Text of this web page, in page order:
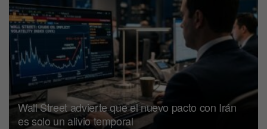
Wall Street advierte que el nuevo pacto con Irán
es solo un alivio temporal